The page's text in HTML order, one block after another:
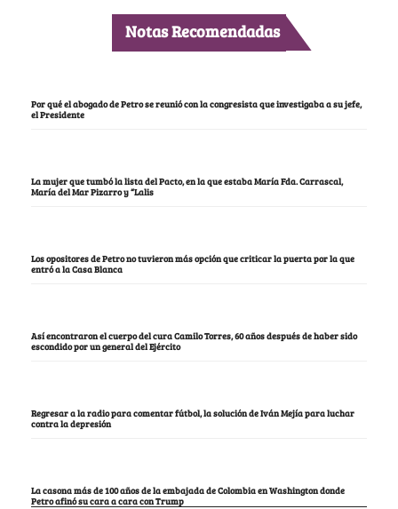
Notas Recomendadas
Por qué el abogado de Petro se reunió con la congresista que investigaba a su jefe,
el Presidente
La mujer que tumbó la lista del Pacto, en la que estaba María Fda. Carrascal,
María del Mar Pizarro y “Lalis
Los opositores de Petro no tuvieron más opción que criticar la puerta por la que
entró a la Casa Blanca
Así encontraron el cuerpo del cura Camilo Torres, 60 años después de haber sido
escondido por un general del Ejército
Regresar a la radio para comentar fútbol, la solución de Iván Mejía para luchar
contra la depresión
La casona más de 100 años de la embajada de Colombia en Washington donde
Petro afinó su cara a cara con Trump